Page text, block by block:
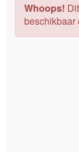
Whoops!
beschikbaar